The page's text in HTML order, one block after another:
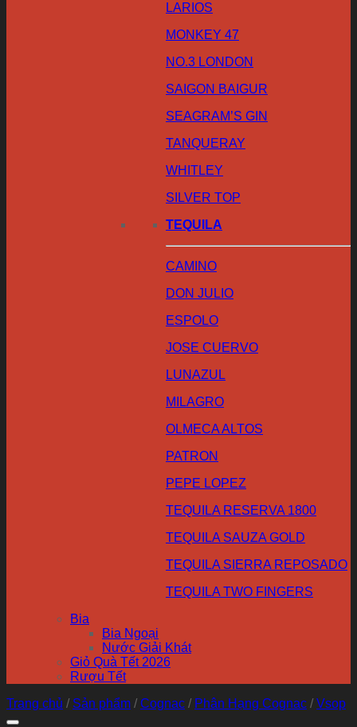
LARIOS
MONKEY 47
NO.3 LONDON
SAIGON BAIGUR
SEAGRAM’S GIN
TANQUERAY
WHITLEY
SILVER TOP
TEQUILA
CAMINO
DON JULIO
ESPOLO
JOSE CUERVO
LUNAZUL
MILAGRO
OLMECA ALTOS
PATRON
PEPE LOPEZ
TEQUILA RESERVA 1800
TEQUILA SAUZA GOLD
TEQUILA SIERRA REPOSADO
TEQUILA TWO FINGERS
Bia
Bia Ngoại
Nước Giải Khát
Giỏ Quà Tết 2026
Rượu Tết
Trang chủ / Sản phẩm / Cognac / Phân Hạng Cognac / Vsop